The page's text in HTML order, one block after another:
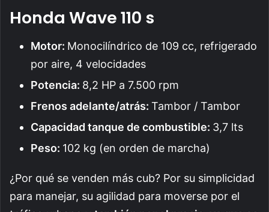
Honda Wave 110 s
Motor: Monocilíndrico de 109 cc, refrigerado
por aire, 4 velocidades
Potencia: 8,2 HP a 7.500 rpm
Frenos adelante/atrás: Tambor / Tambor
Capacidad tanque de combustible: 3,7 lts
Peso: 102 kg (en orden de marcha)
¿Por qué se venden más cub? Por su simplicidad
para manejar, su agilidad para moverse por el